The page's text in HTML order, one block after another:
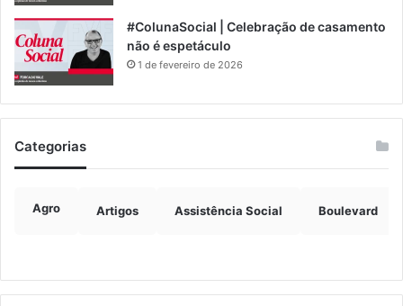
#ColunaSocial | Celebração de casamento
não é espetáculo
1 de fevereiro de 2026
Categorias
Agro Artigos Assistência Social Boulevard